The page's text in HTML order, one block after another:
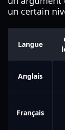
un certain
Langue
Anglais
Français